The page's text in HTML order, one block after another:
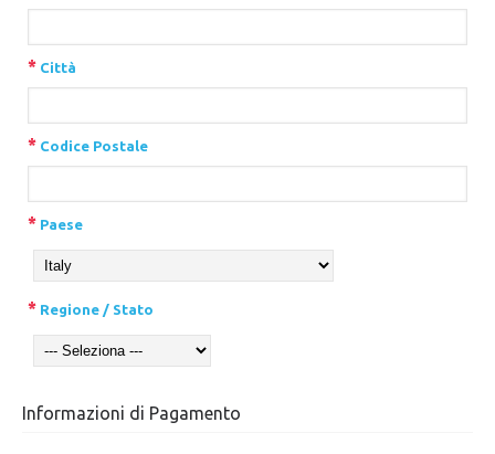
* Città
* Codice Postale
* Paese
* Regione / Stato
Informazioni di Pagamento